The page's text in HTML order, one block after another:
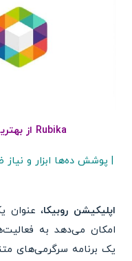
Rubika از بهترین مرجع‌های رسانه‌ای ایران
| پوشش ده‌ها ابزار و
اپلیکیشن روبیکا، عنوان
امکان می‌دهد به
یک برنامه سرگرمی‌های